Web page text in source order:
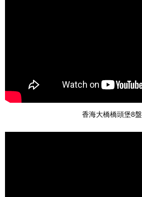
香海大橋橋頭堡8盤